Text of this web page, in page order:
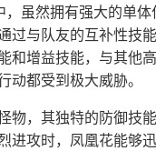
虽然拥有强大的单
过与队友的互补性技
和增益技能，与其他
动都受到极大威胁。
物，其独特的防御技
进攻时，凤凰花能够